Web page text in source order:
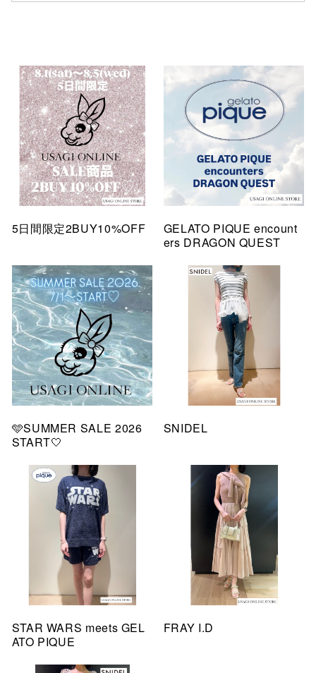
5日間限定2BUY10%OFF
GELATO PIQUE encount
ers DRAGON QUEST
🩵SUMMER SALE 2026
START🤍
SNIDEL
STAR WARS meets GEL
ATO PIQUE
FRAY I.D